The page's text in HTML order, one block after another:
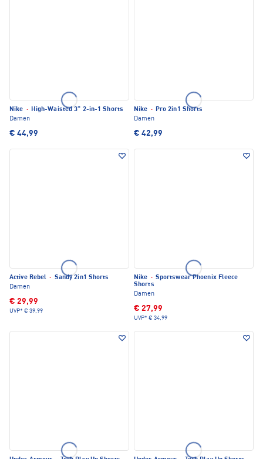
Nike · High-Waisted 3" 2-in-1 Shorts
Damen
€ 44,99
Nike · Pro 2in1 Shorts
Damen
€ 42,99
Active Rebel · Sandy 2in1 Shorts
Damen
€ 29,99
UVP* € 39,99
Nike · Sportswear Phoenix Fleece
Shorts
Damen
€ 27,99
UVP* € 34,99